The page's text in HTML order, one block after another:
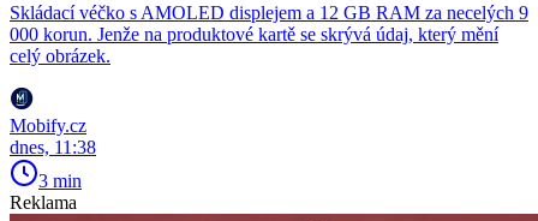
Skládací véčko s AMOLED displejem a 12 GB RAM za necelých 9
000 korun. Jenže na produktové kartě se skrývá údaj, který mění
celý obrázek.
Mobify.cz
dnes, 11:38
3 min
Reklama